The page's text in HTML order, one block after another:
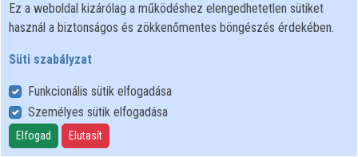
Minden jog fenntartva.
Felhasználói szabályzat
Adatkezelési tájékoztató
Süti szabályzat
Ez a weboldal kizárólag a működéshez elengedhetetlen sütiket
használ a biztonságos és zökkenőmentes böngészés érdekében.
Süti szabályzat
Funkcionális sütik elfogadása
Személyes sütik elfogadása
Elfogad Elutasít